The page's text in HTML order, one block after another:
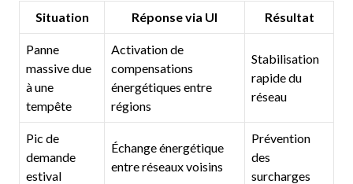
Situation Réponse via UI Résultat
Panne
massive due
à une
tempête
Activation de
compensations
énergétiques entre
régions
Stabilisation
rapide du
réseau
Pic de
demande
estival
Échange énergétique
entre réseaux voisins
Prévention
des
surcharges